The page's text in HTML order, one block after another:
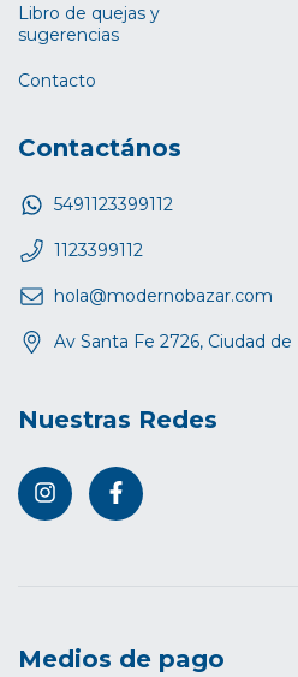
Libro de quejas y
sugerencias
Contacto
Contactános
5491123399112
1123399112
hola@modernobazar.com
Av Santa Fe 2726, Ciudad
Nuestras Redes
Medios de pago